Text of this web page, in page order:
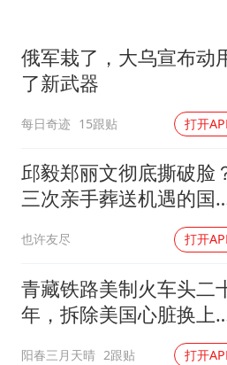
香港宏福
浙江台
女主硬
郑丽文：
网传《披
俄军栽了，大乌宣布动
了新武器
每日奇迹 15跟贴 打开
邱毅郑丽文彻底撕破脸
三次亲手葬送机遇的国
也许友尽 打开
青藏铁路美制火车头二
年，拆除美国心脏换上
阳春三月天晴 2跟贴 打开